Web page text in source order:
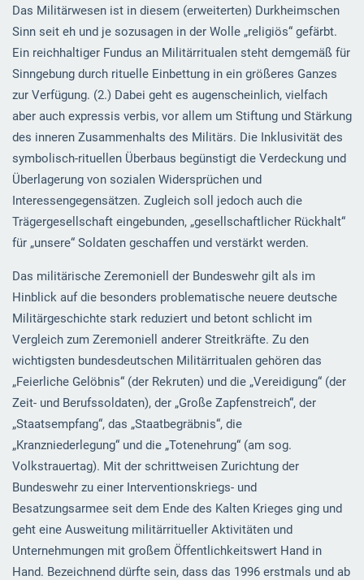
Das Militärwesen ist in diesem (erweiterten) Durkheimschen
Sinn seit eh und je sozusagen in der Wolle „religiös“ gefärbt.
Ein reichhaltiger Fundus an Militärritualen steht demgemäß für
Sinngebung durch rituelle Einbettung in ein größeres Ganzes
zur Verfügung. (2.) Dabei geht es augenscheinlich, vielfach
aber auch expressis verbis, vor allem um Stiftung und Stärkung
des inneren Zusammenhalts des Militärs. Die Inklusivität des
symbolisch-rituellen Überbaus begünstigt die Verdeckung und
Überlagerung von sozialen Widersprüchen und
Interessengegensätzen. Zugleich soll jedoch auch die
Trägergesellschaft eingebunden, „gesellschaftlicher Rückhalt“
für „unsere“ Soldaten geschaffen und verstärkt werden.
Das militärische Zeremoniell der Bundeswehr gilt als im
Hinblick auf die besonders problematische neuere deutsche
Militärgeschichte stark reduziert und betont schlicht im
Vergleich zum Zeremoniell anderer Streitkräfte. Zu den
wichtigsten bundesdeutschen Militärritualen gehören das
„Feierliche Gelöbnis“ (der Rekruten) und die „Vereidigung“ (der
Zeit- und Berufssoldaten), der „Große Zapfenstreich“, der
„Staatsempfang“, das „Staatbegräbnis“, die
„Kranzniederlegung“ und die „Totenehrung“ (am sog.
Volkstrauertag). Mit der schrittweisen Zurichtung der
Bundeswehr zu einer Interventionskriegs- und
Besatzungsarmee seit dem Ende des Kalten Krieges ging und
geht eine Ausweitung militärritueller Aktivitäten und
Unternehmungen mit großem Öffentlichkeitswert Hand in
Hand. Bezeichnend dürfte sein, dass das 1996 erstmals und ab